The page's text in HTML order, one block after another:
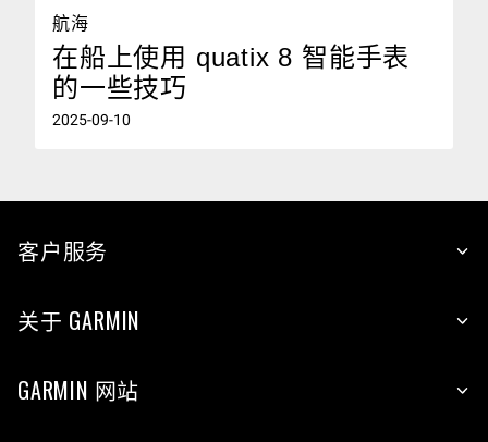
航海
在船上使用 quatix 8 智能手表
的一些技巧
2025-09-10
客户服务
关于 GARMIN
GARMIN 网站